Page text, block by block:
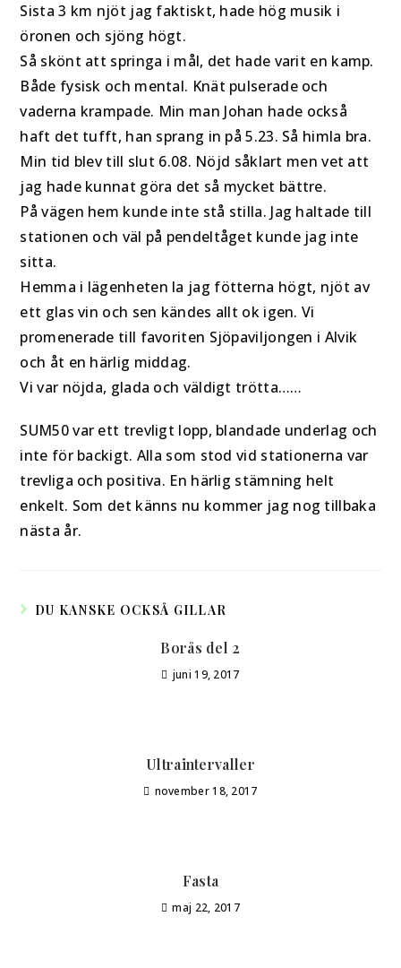
Sista 3 km njöt jag faktiskt, hade hög musik i
öronen och sjöng högt.
Så skönt att springa i mål, det hade varit en kamp.
Både fysisk och mental. Knät pulserade och
vaderna krampade. Min man Johan hade också
haft det tufft, han sprang in på 5.23. Så himla bra.
Min tid blev till slut 6.08. Nöjd såklart men vet att
jag hade kunnat göra det så mycket bättre.
På vägen hem kunde inte stå stilla. Jag haltade till
stationen och väl på pendeltåget kunde jag inte
sitta.
Hemma i lägenheten la jag fötterna högt, njöt av
ett glas vin och sen kändes allt ok igen. Vi
promenerade till favoriten Sjöpaviljongen i Alvik
och åt en härlig middag.
Vi var nöjda, glada och väldigt trötta……
SUM50 var ett trevligt lopp, blandade underlag och
inte för backigt. Alla som stod vid stationerna var
trevliga och positiva. En härlig stämning helt
enkelt. Som det känns nu kommer jag nog tillbaka
nästa år.
DU KANSKE OCKSÅ GILLAR
Borås del 2
juni 19, 2017
Ultraintervaller
november 18, 2017
Fasta
maj 22, 2017